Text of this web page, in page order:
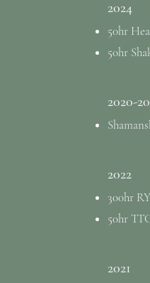
2024
50hr
50hr
2020-
2022
300hr
50hr
2021